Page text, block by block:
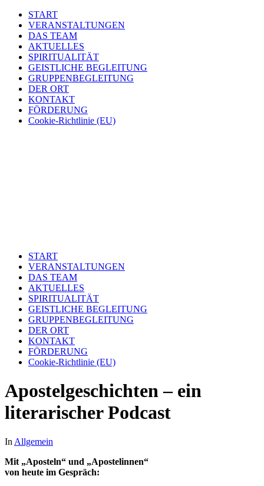
START
VERANSTALTUNGEN
DAS TEAM
AKTUELLES
SPIRITUALITÄT
GEISTLICHE BEGLEITUNG
GRUPPENBEGLEITUNG
DER ORT
KONTAKT
FÖRDERUNG
Cookie-Richtlinie (EU)
START
VERANSTALTUNGEN
DAS TEAM
AKTUELLES
SPIRITUALITÄT
GEISTLICHE BEGLEITUNG
GRUPPENBEGLEITUNG
DER ORT
KONTAKT
FÖRDERUNG
Cookie-Richtlinie (EU)
Apostelgeschichten – ein
literarischer Podcast
In Allgemein
Mit „Aposteln“ und „Apostelinnen“
von heute im Gespräch: